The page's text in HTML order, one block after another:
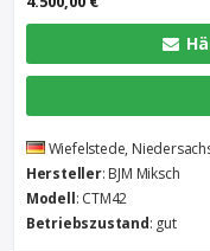
Wiefelstede,
Hersteller: BJM Miksch
Modell: CTM42
Betriebszustand: gut